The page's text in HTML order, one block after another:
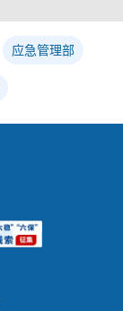
应急管理部